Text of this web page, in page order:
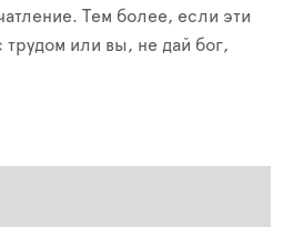
Тем более, если эти
трудом или вы, не дай бог,